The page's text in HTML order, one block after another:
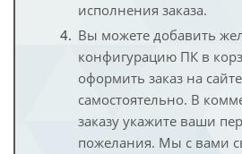
исполнения заказа.
Вы можете добавить
конфигурацию ПК в
оформить заказ на сайте
самостоятельно. В
заказу укажите ваши
пожелания. Мы с вами